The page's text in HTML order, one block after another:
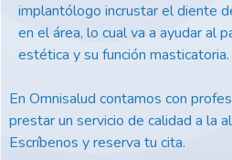
implantólogo incrustar el diente
en el área, lo cual va a ayudar al
estética y su función masticatoria.
En Omnisalud contamos con
prestar un servicio de calidad a la
Escríbenos y reserva tu cita.